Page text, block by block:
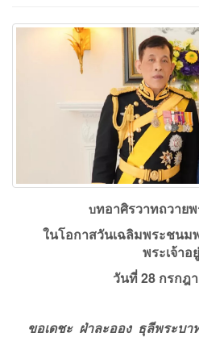
บทอาศิรวาทถวาย
ในโอกาสวันเฉลิมพระชนม
พระเจ้าอ
วันที่ 28 กรกฎ
ขอเดชะ ฝ่าละออง ธุลีพระบา